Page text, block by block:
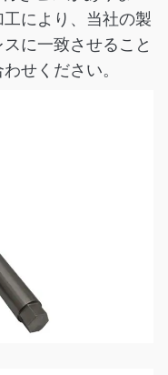
により、当社の製
に一致させること
せください。